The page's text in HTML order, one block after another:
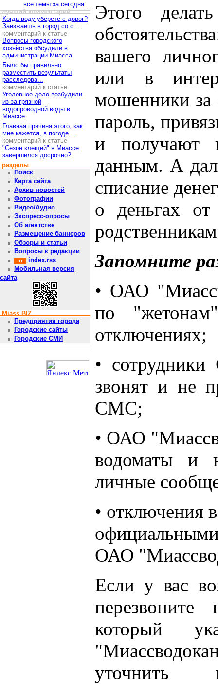
все темы за сегодня...
лучший комментарий
Когда воду уберете с дорог?
Заезжаешь в город со с...
комментарий к статье
Вопросы городского
хозяйства обсудили в
администрации Миасса
Было бы правильно
разместить результаты
расследова...
комментарий к статье
Уголовное дело возбудили
из-за грязной
водопроводной воды в
Миассе
Главная причина этого, как
мне кажется, в погоде....
комментарий к статье
"Сезон клещей" в Миассе
завершился досрочно?
разделы
Поиск
Карта сайта
Архив новостей
Фотографии
Видео/Аудио
Экспресс-опросы
Об агентстве
Размещение баннеров
Обзоры и статьи
Вопросы к редакции
index.rss
Мобильная версия
сайта
Miass.BIZ
Предприятия города
Городские сайты
Городские СМИ
Этого
вашего
или в
мошенники за
пароль,
и получают
данным. А
списание
о деньгах
Запомните
• ОАО
по
отключениях;
•
звонят и не
СМС;
• ОАО
водоматы и
личные
• отключения
ОАО
Если у вас
перезвоните
который
уточнить